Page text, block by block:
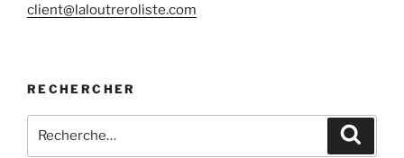
client@laloutreroliste.com
RECHERCHER
Recherche